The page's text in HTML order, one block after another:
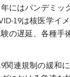
にはパンデミ
19は核医学イ
の遅延、各種
関連規制の緩和